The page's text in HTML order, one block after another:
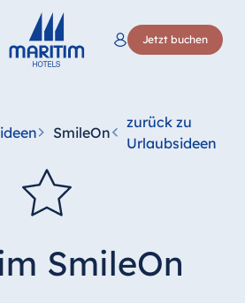
Jetzt buchen
SmileOn
zurück zu
Urlaubsideen
SmileOn